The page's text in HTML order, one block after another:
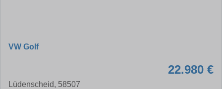
VW Golf
22.980 €
Lüdenscheid, 58507